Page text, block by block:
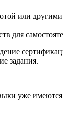
или
для
задания.
уже